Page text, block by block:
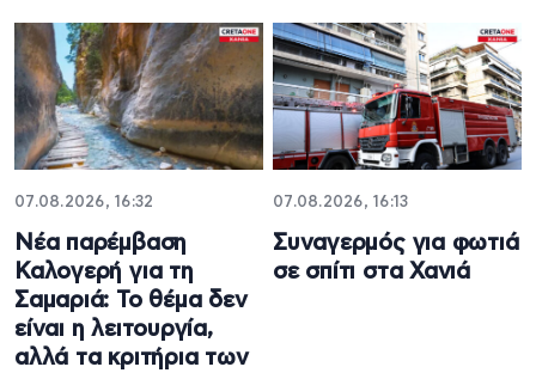
07.08.2026, 16:32
Νέα παρέμβαση
Καλογερή για τη
Σαμαριά: Το θέμα δεν
είναι η λειτουργία,
αλλά τα κριτήρια των
07.08.2026, 16:13
Συναγερμός για φωτιά
σε σπίτι στα Χανιά